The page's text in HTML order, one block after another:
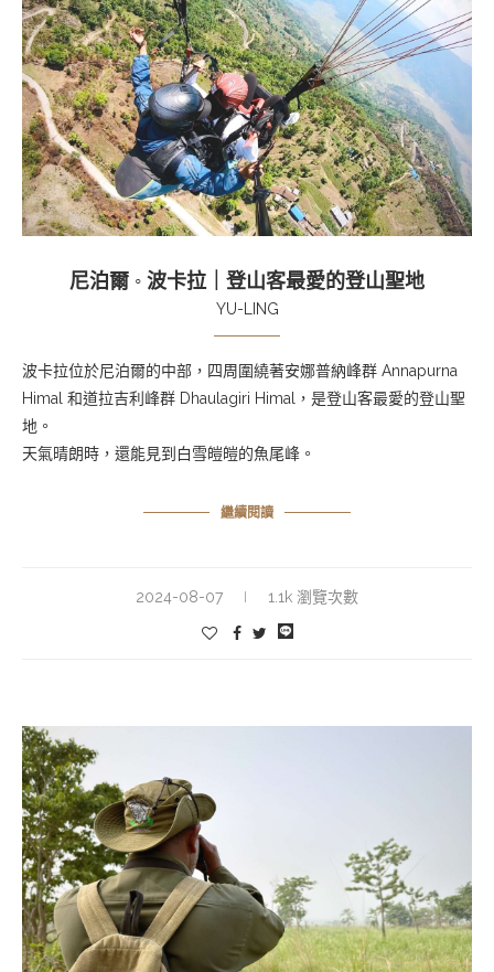
尼泊爾 ◦ 波卡拉｜登山客最愛的登山聖地
YU-LING
波卡拉位於尼泊爾的中部，四周圍繞著安娜普納峰群 Annapurna
Himal 和道拉吉利峰群 Dhaulagiri Himal，是登山客最愛的登山聖
地。
天氣晴朗時，還能見到白雪皚皚的魚尾峰。
繼續閱讀
2024-08-07 1.1k 瀏覽次數